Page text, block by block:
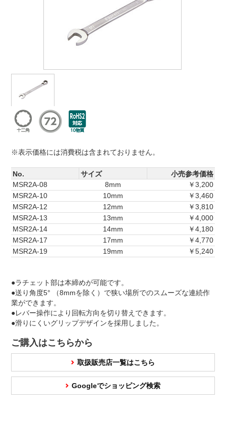
※表示価格には消費税は含まれておりません。
No. サイズ
小売参考価格
MSR2A-08
8mm
￥3,200
MSR2A-10
10mm
￥3,460
MSR2A-12
12mm
￥3,810
MSR2A-13
13mm
￥4,000
MSR2A-14
14mm
￥4,180
MSR2A-17
17mm
￥4,770
MSR2A-19
19mm ￥5,240
●ラチェット部は本締めが可能です。
●送り角度5° （8mmを除く）で狭い場所でのスムーズな連続作
業ができます。
●レバー操作により回転方向を切り替えできます。
●滑りにくいグリップデザインを採用しました。
ご購入はこちらから
取扱販売店一覧はこちら
Googleでショッピング検索